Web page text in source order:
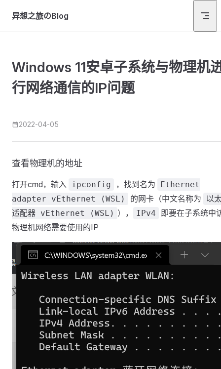
Skip to content
异想之旅のBlog
Windows 11安卓子系统与物理机
行网络通信的IP问题
2022-04-05
查看物理机的地址
打开cmd，输入 ipconfig ，找到名为
Ethernet
adapter vEthernet (WSL)
的网卡（中文名称为
以
适配器 vEthernet (WSL) ）， IPv4
即要在子系统中
物理机网络需要使用的IP